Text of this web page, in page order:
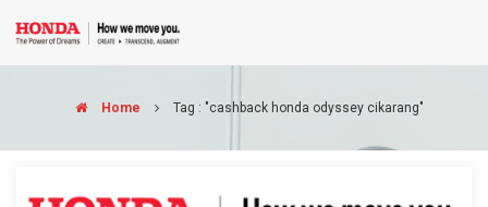
Home Tag : "cashback honda odyssey cikarang"